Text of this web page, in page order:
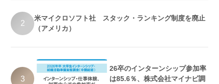
2
米マイクロソフト社 スタック・ランキング制度を廃止
（アメリカ）
3
26卒のインターンシップ参加率
は85.6％、株式会社マイナビ調